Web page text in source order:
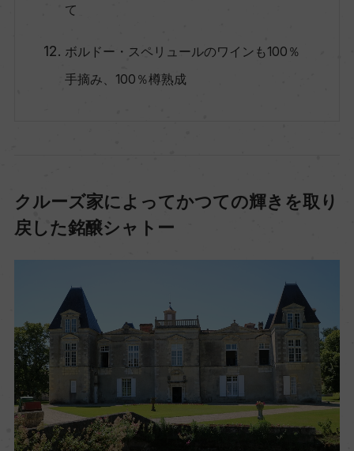
て
ボルドー・スペリュールのワインも100％
手摘み、100％樽熟成
クルーズ家によってかつての輝きを取り
戻した銘醸シャトー